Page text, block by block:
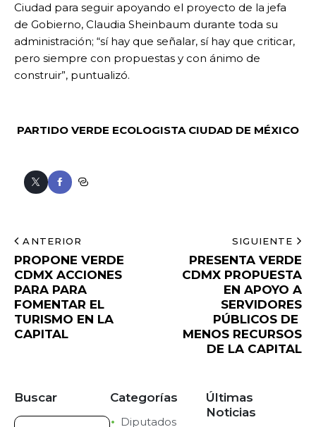
Ciudad para seguir apoyando el proyecto de la jefa
de Gobierno, Claudia Sheinbaum durante toda su
administración; “sí hay que señalar, sí hay que criticar,
pero siempre con propuestas y con ánimo de
construir”, puntualizó.
PARTIDO VERDE ECOLOGISTA CIUDAD DE MÉXICO
ANTERIOR
PROPONE VERDE
CDMX ACCIONES
PARA PARA
FOMENTAR EL
TURISMO EN LA
CAPITAL
SIGUIENTE
PRESENTA VERDE
CDMX PROPUESTA
EN APOYO A
SERVIDORES
PÚBLICOS DE
MENOS RECURSOS
DE LA CAPITAL
Buscar Categorías
Diputados
Últimas
Noticias